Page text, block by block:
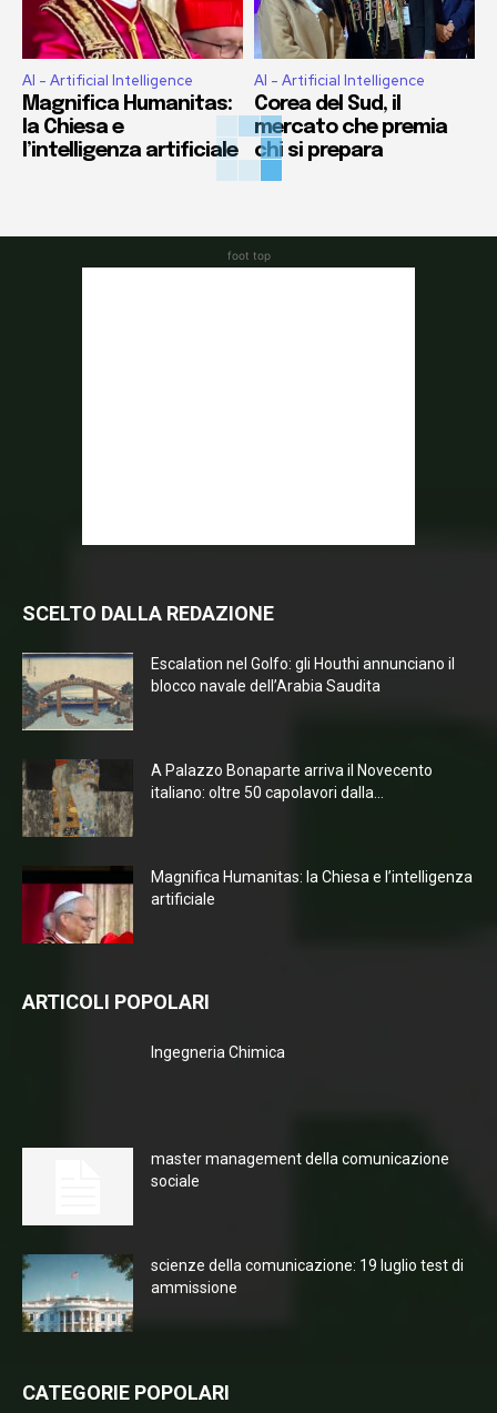
AI - Artificial Intelligence
Magnifica Humanitas:
la Chiesa e
l’intelligenza artificiale
AI - Artificial Intelligence
Corea del Sud, il
mercato che premia
chi si prepara
foot top
SCELTO DALLA REDAZIONE
Escalation nel Golfo: gli Houthi annunciano il
blocco navale dell’Arabia Saudita
A Palazzo Bonaparte arriva il Novecento
italiano: oltre 50 capolavori dalla...
Magnifica Humanitas: la Chiesa e l’intelligenza
artificiale
ARTICOLI POPOLARI
Ingegneria Chimica
master management della comunicazione
sociale
scienze della comunicazione: 19 luglio test di
ammissione
CATEGORIE POPOLARI